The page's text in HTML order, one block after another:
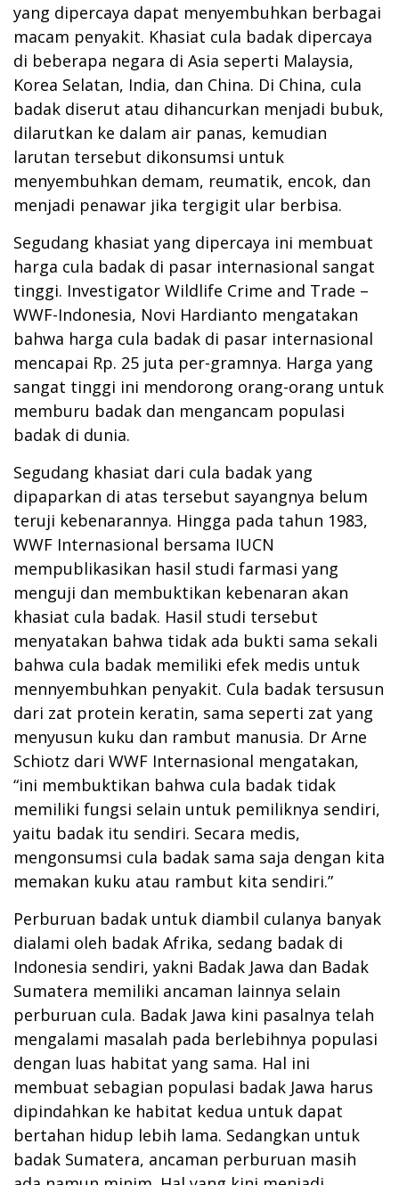
yang dipercaya dapat menyembuhkan berbagai
macam penyakit. Khasiat cula badak dipercaya
di beberapa negara di Asia seperti Malaysia,
Korea Selatan, India, dan China. Di China, cula
badak diserut atau dihancurkan menjadi bubuk,
dilarutkan ke dalam air panas, kemudian
larutan tersebut dikonsumsi untuk
menyembuhkan demam, reumatik, encok, dan
menjadi penawar jika tergigit ular berbisa.
Segudang khasiat yang dipercaya ini membuat
harga cula badak di pasar internasional sangat
tinggi. Investigator Wildlife Crime and Trade –
WWF-Indonesia, Novi Hardianto mengatakan
bahwa harga cula badak di pasar internasional
mencapai Rp. 25 juta per-gramnya. Harga yang
sangat tinggi ini mendorong orang-orang untuk
memburu badak dan mengancam populasi
badak di dunia.
Segudang khasiat dari cula badak yang
dipaparkan di atas tersebut sayangnya belum
teruji kebenarannya. Hingga pada tahun 1983,
WWF Internasional bersama IUCN
mempublikasikan hasil studi farmasi yang
menguji dan membuktikan kebenaran akan
khasiat cula badak. Hasil studi tersebut
menyatakan bahwa tidak ada bukti sama sekali
bahwa cula badak memiliki efek medis untuk
mennyembuhkan penyakit. Cula badak tersusun
dari zat protein keratin, sama seperti zat yang
menyusun kuku dan rambut manusia. Dr Arne
Schiotz dari WWF Internasional mengatakan,
“ini membuktikan bahwa cula badak tidak
memiliki fungsi selain untuk pemiliknya sendiri,
yaitu badak itu sendiri. Secara medis,
mengonsumsi cula badak sama saja dengan kita
memakan kuku atau rambut kita sendiri.”
Perburuan badak untuk diambil culanya banyak
dialami oleh badak Afrika, sedang badak di
Indonesia sendiri, yakni Badak Jawa dan Badak
Sumatera memiliki ancaman lainnya selain
perburuan cula. Badak Jawa kini pasalnya telah
mengalami masalah pada berlebihnya populasi
dengan luas habitat yang sama. Hal ini
membuat sebagian populasi badak Jawa harus
dipindahkan ke habitat kedua untuk dapat
bertahan hidup lebih lama. Sedangkan untuk
badak Sumatera, ancaman perburuan masih